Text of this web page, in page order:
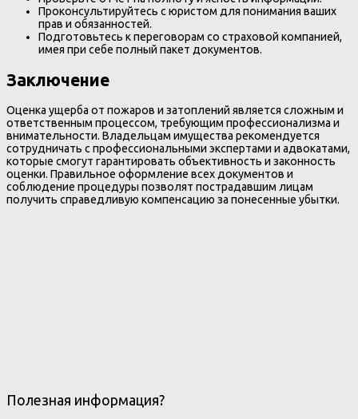
Проконсультируйтесь с юристом для понимания ваших
прав и обязанностей.
Подготовьтесь к переговорам со страховой компанией,
имея при себе полный пакет документов.
Заключение
Оценка ущерба от пожаров и затоплений является сложным и
ответственным процессом, требующим профессионализма и
внимательности. Владельцам имущества рекомендуется
сотрудничать с профессиональными экспертами и адвокатами,
которые смогут гарантировать объективность и законность
оценки. Правильное оформление всех документов и
соблюдение процедуры позволят пострадавшим лицам
получить справедливую компенсацию за понесенные убытки.
Полезная информация?